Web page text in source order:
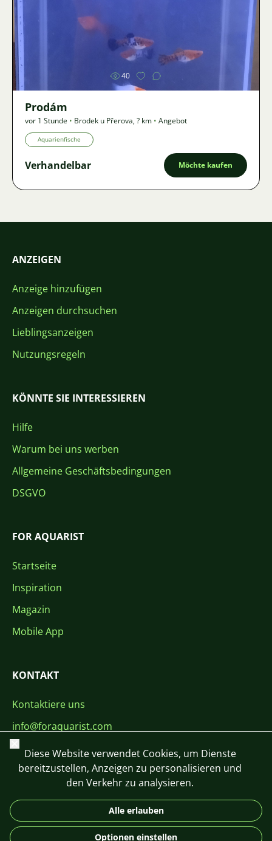
Bild
40
Prodám
vor 1 Stunde • Brodek u Přerova,? km • Angebot
Aquarienfische
Verhandelbar Möchte kaufen
ANZEIGEN
Anzeige hinzufügen
Anzeigen durchsuchen
Lieblingsanzeigen
Nutzungsregeln
KÖNNTE SIE INTERESSIEREN
Hilfe
Warum bei uns werben
Allgemeine Geschäftsbedingungen
DSGVO
FOR AQUARIST
Startseite
Inspiration
Magazin
Mobile App
KONTAKT
Kontaktiere uns
info@foraquarist.com
+420 603 449 602
DE
Schließen
Diese Website verwendet Cookies, um Dienste
bereitzustellen, Anzeigen zu personalisieren und
den Verkehr zu analysieren.
Alle erlauben
Optionen einstellen